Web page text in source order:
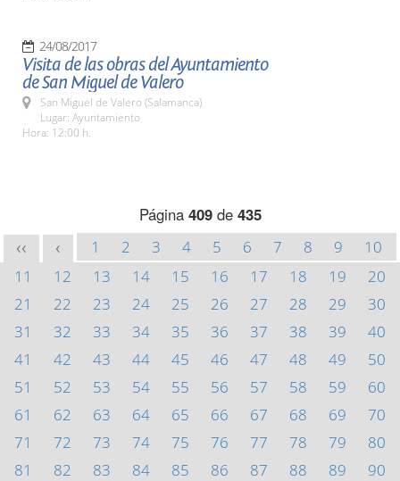
24/08/2017
Visita de las obras del Ayuntamiento
de San Miguel de Valero
San Miguel de Valero (Salamanca)
Lugar: Ayuntamiento
Hora: 12:00 h.
Página 409de 435
<< < 1 2 3 4 5 6 7 8 9
10
11
12 13 14 15 16 17 18 19
20
21
22 23 24 25 26 27 28 29
30
31
32 33 34 35 36 37 38 39
40
41
42 43 44 45 46 47 48 49
50
51
52 53 54 55 56 57 58 59
60
61
62 63 64 65 66 67 68 69
70
71
72 73 74 75 76 77 78 79
80
81
82 83 84 85 86 87 88 89
90